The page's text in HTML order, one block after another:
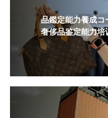
品鑑定能力養成コ
奢侈品鉴定能力培